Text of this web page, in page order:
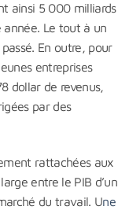
ainsi 5 000 milliards
année. Le tout à un
En outre, pour
entreprises
dollar de revenus,
par des
rattachées aux
entre le PIB d’un
du travail. Une